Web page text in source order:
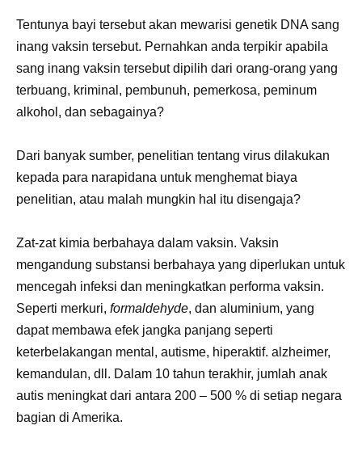
Tentunya bayi tersebut akan mewarisi genetik DNA sang
inang vaksin tersebut. Pernahkan anda terpikir apabila
sang inang vaksin tersebut dipilih dari orang-orang yang
terbuang, kriminal, pembunuh, pemerkosa, peminum
alkohol, dan sebagainya?
Dari banyak sumber, penelitian tentang virus dilakukan
kepada para narapidana untuk menghemat biaya
penelitian, atau malah mungkin hal itu disengaja?
Zat-zat kimia berbahaya dalam vaksin. Vaksin
mengandung substansi berbahaya yang diperlukan untuk
mencegah infeksi dan meningkatkan performa vaksin.
Seperti merkuri, formaldehyde, dan aluminium, yang
dapat membawa efek jangka panjang seperti
keterbelakangan mental, autisme, hiperaktif. alzheimer,
kemandulan, dll. Dalam 10 tahun terakhir, jumlah anak
autis meningkat dari antara 200 – 500 % di setiap negara
bagian di Amerika.